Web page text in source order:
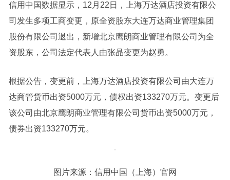
信用中国数据显示，12月22日，上海万达酒店投资有限公
司发生多项工商变更，原全资股东大连万达商业管理集团
股份有限公司退出，新增北京鹰朗商业管理有限公司为全
资股东，公司法定代表人由张晶变更为赵勇。
根据公告，变更前，上海万达酒店投资有限公司由大连万
达商管货币出资5000万元，债权出资133270万元。变更后
该公司由北京鹰朗商业管理有限公司货币出资5000万元，
债券出资133270万元。
图片来源：信用中国（上海）官网